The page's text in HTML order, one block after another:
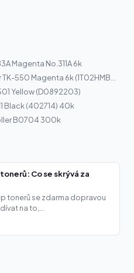
Magenta No.311A 6k
Yellow (D0892203)
Black (402714) 40k
B0704 300k
Co se skrývá za
tonerů se zdarma dopravou
na to,...